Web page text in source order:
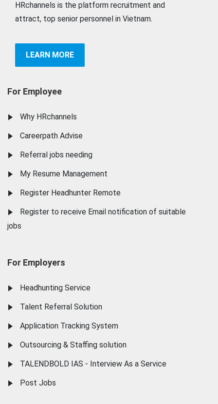
HRchannels is the platform recruitment and
attract, top senior personnel in Vietnam.
LEARN MORE
For Employee
Why HRchannels
Careerpath Advise
Referral jobs needing
My Resume Management
Register Headhunter Remote
Register to receive Email notification of suitable
jobs
For Employers
Headhunting Service
Talent Referral Solution
Application Tracking System
Outsourcing & Staffing solution
TALENDBOLD IAS - Interview As a Service
Post Jobs